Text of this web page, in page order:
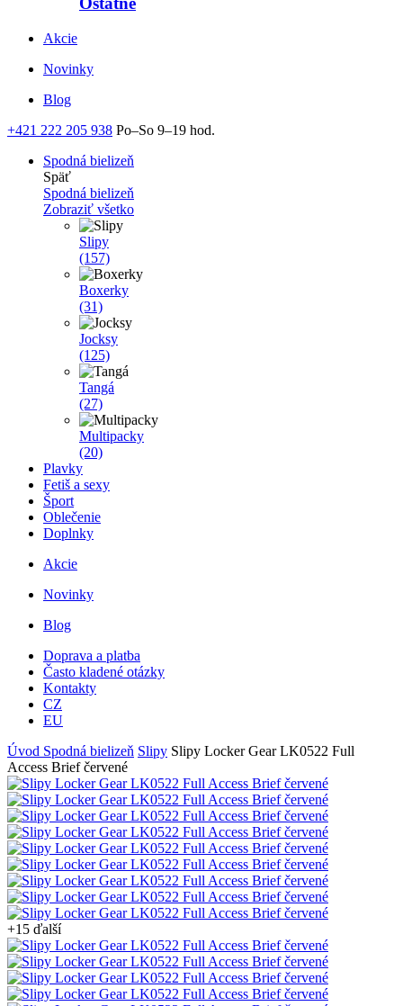
Akcie
Novinky
Blog
+421 222 205 938 Po–So 9–19 hod.
Spodná bielizeň
Späť
Spodná bielizeň
Zobraziť všetko
Slipy
(157)
Boxerky
(31)
Jocksy
(125)
Tangá
(27)
Multipacky
(20)
Plavky
Fetiš a sexy
Šport
Oblečenie
Doplnky
Akcie
Novinky
Blog
Doprava a platba
Často kladené otázky
Kontakty
CZ
EU
Úvod Spodná bielizeň Slipy Slipy Locker Gear LK0522 Full
Access Brief červené
+15 ďalší